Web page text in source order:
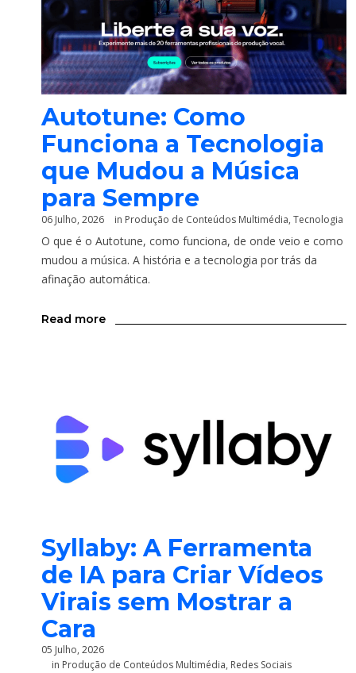
Autotune: Como
Funciona a Tecnologia
que Mudou a Música
para Sempre
06 Julho, 2026 in Produção de Conteúdos Multimédia, Tecnologia
O que é o Autotune, como funciona, de onde veio e como
mudou a música. A história e a tecnologia por trás da
afinação automática.
Read more
Syllaby: A Ferramenta
de IA para Criar Vídeos
Virais sem Mostrar a
Cara
05 Julho, 2026
in Produção de Conteúdos Multimédia, Redes Sociais